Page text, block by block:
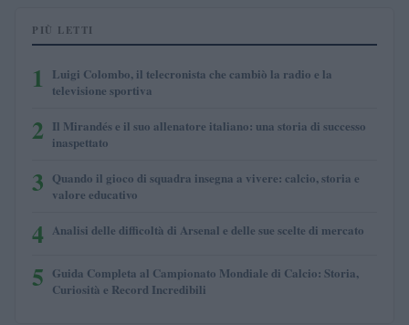
PIÙ LETTI
1
Luigi Colombo, il telecronista che cambiò la radio e la
televisione sportiva
2 Il Mirandés e il suo allenatore italiano: una storia di successo
inaspettato
3 Quando il gioco di squadra insegna a vivere: calcio, storia e
valore educativo
4 Analisi delle difficoltà di Arsenal e delle sue scelte di mercato
5 Guida Completa al Campionato Mondiale di Calcio: Storia,
Curiosità e Record Incredibili